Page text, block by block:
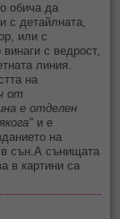
обича да
с детайлната,
или с
с ведрост,
линия.
на
от
е отделен
и е
на
в сън.А сънищата
в картини са